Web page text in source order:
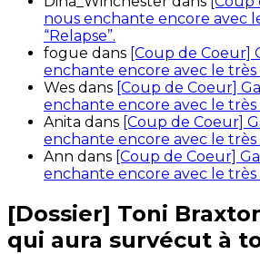
nous enchante encore avec
“Relapse”.
fogue dans [Coup de Coeur]
enchante encore avec le très
Wes dans [Coup de Coeur]
enchante encore avec le très
Anita dans [Coup de Coeur]
enchante encore avec le très
Ann dans [Coup de Coeur]
enchante encore avec le très
[Dossier] Toni
qui aura survécut à